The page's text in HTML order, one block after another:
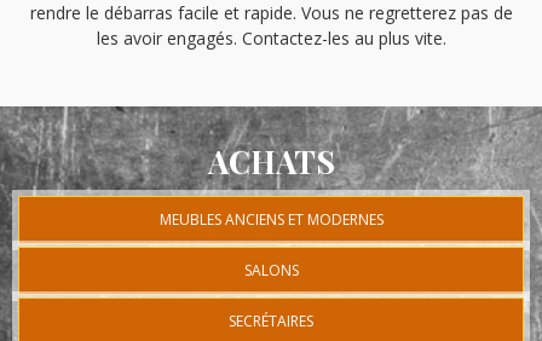
rendre le débarras facile et rapide. Vous ne regretterez pas de
les avoir engagés. Contactez-les au plus vite.
ACHATS
MEUBLES ANCIENS ET MODERNES
SALONS
SECRÉTAIRES